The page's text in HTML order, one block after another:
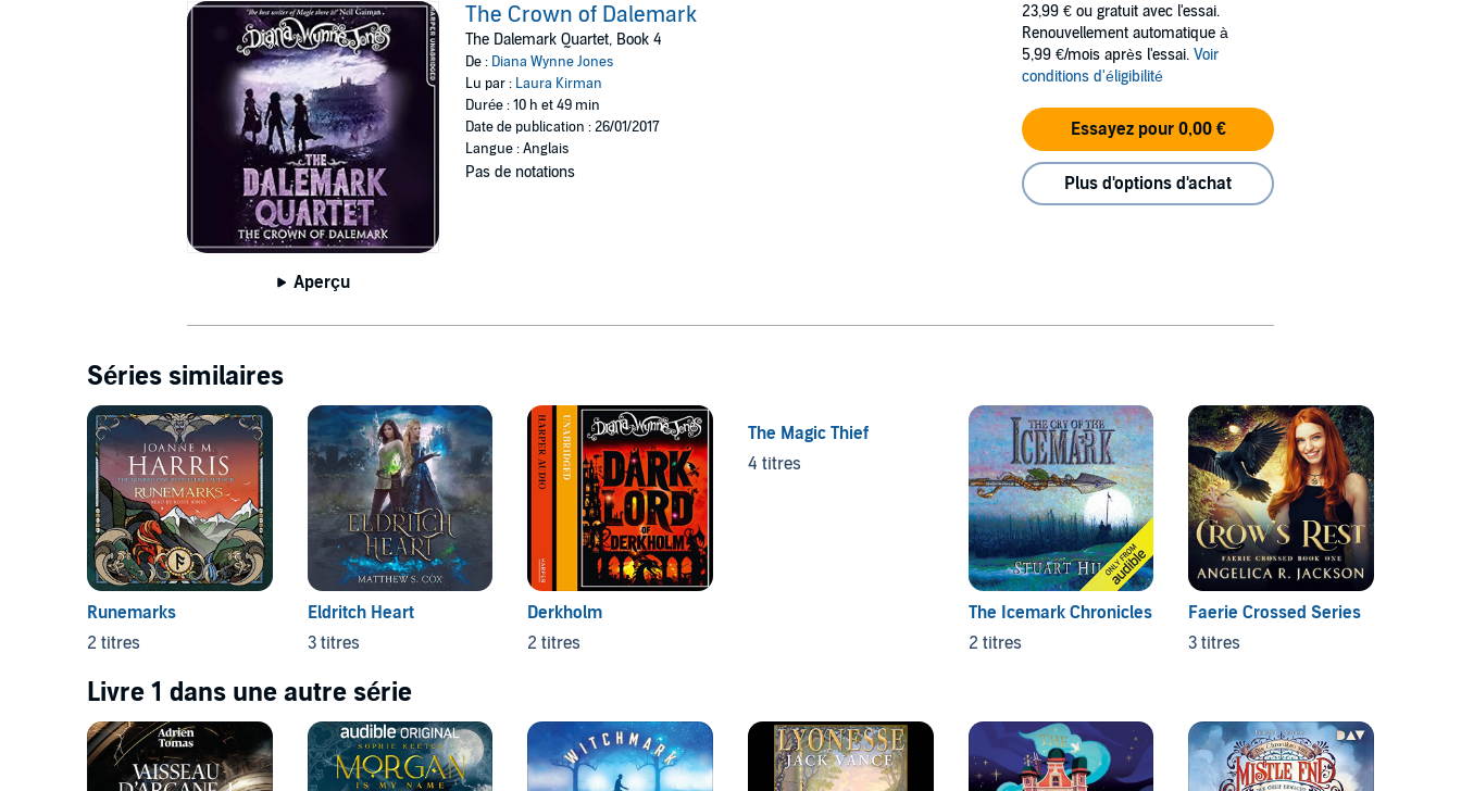
Aperçu
The Crown of Dalemark
The Dalemark Quartet, Book 4
De : Diana Wynne Jones
Lu par : Laura Kirman
Durée : 10 h et 49 min
Date de publication : 26/01/2017
Langue : Anglais
Pas de notations
23,99 € ou gratuit avec l'essai.
Renouvellement automatique à
5,99 €/mois après l'essai. Voir
conditions d'éligibilité
Essayez pour 0,00 €
Plus d'options d'achat
Séries similaires
Runemarks
2 titres
Eldritch Heart
3 titres
Derkholm
2 titres
The Magic Thief
4 titres
The Icemark Chronicles
2 titres
Faerie Crossed Series
3 titres
Livre 1 dans une autre série